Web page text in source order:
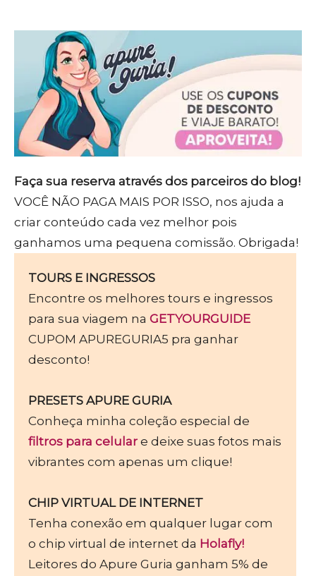
Faça sua reserva através dos parceiros do blog!
VOCÊ NÃO PAGA MAIS POR ISSO, nos ajuda a
criar conteúdo cada vez melhor pois
ganhamos uma pequena comissão. Obrigada!
TOURS E INGRESSOS
Encontre os melhores tours e ingressos
para sua viagem naGETYOURGUIDE
CUPOM APUREGURIA5 pra ganhar
desconto!
PRESETS APURE GURIA
Conheça minha coleção especial de
filtros para celular e deixe suas fotos mais
vibrantes com apenas um clique!
CHIP VIRTUAL DE INTERNET
Tenha conexão em qualquer lugar com
o chip virtual de internet da Holafly!
Leitores do Apure Guria ganham 5% de